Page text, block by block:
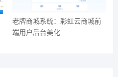
老牌商城系统：彩虹云商城前
端用户后台美化